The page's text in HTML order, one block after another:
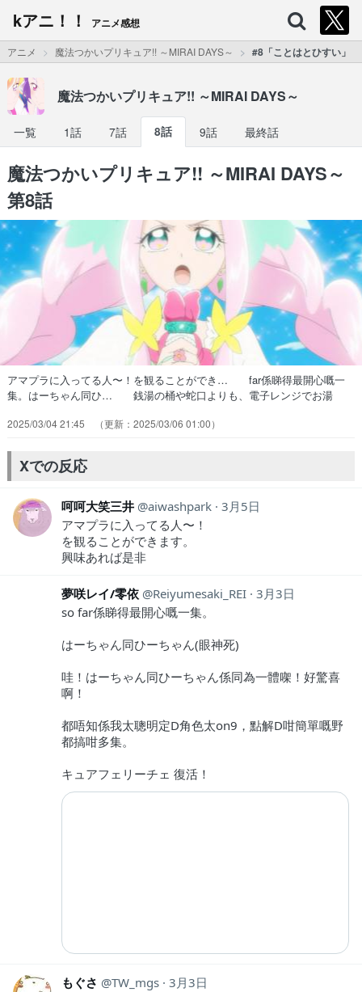
kアニ！！ アニメ感想
アニメ 魔法つかいプリキュア!! ～MIRAI DAYS～ #8「ことはとひすい」
魔法つかいプリキュア!! ～MIRAI DAYS～
一覧 1話 7話 8話 9話 最終話
魔法つかいプリキュア!! ～MIRAI DAYS～
第8話
アマプラに入ってる人〜！を観ることができ… far係睇得最開心嘅一
集。はーちゃん同ひ… 銭湯の桶や蛇口よりも、電子レンジでお湯
物価高いのシビアwwもうフェ… スマホを持つ手が左手になる。変身
ュアフェリーチェ復活…！3人での生… それは思い出に浸る場所では
なく、未来へと… え、はーちゃんひーちゃん融合？先週のはひ…
2025/03/04 21:45 2025/03/06 01:00
Xでの反応
呵呵大笑三井 aiwashpark 3月5日
アマプラに入ってる人〜！
を観ることができます。
興味あれば是非
夢咲レイ/零依 Reiyumesaki_REI 3月3日
so far係睇得最開心嘅一集。
はーちゃん同ひーちゃん(眼神死)
哇！はーちゃん同ひーちゃん係同為一體㗎！好驚喜
啊！
都唔知係我太聰明定D角色太on9，點解D咁簡單嘅野
都搞咁多集。
キュアフェリーチェ 復活！
もぐさ TW_mgs 3月3日